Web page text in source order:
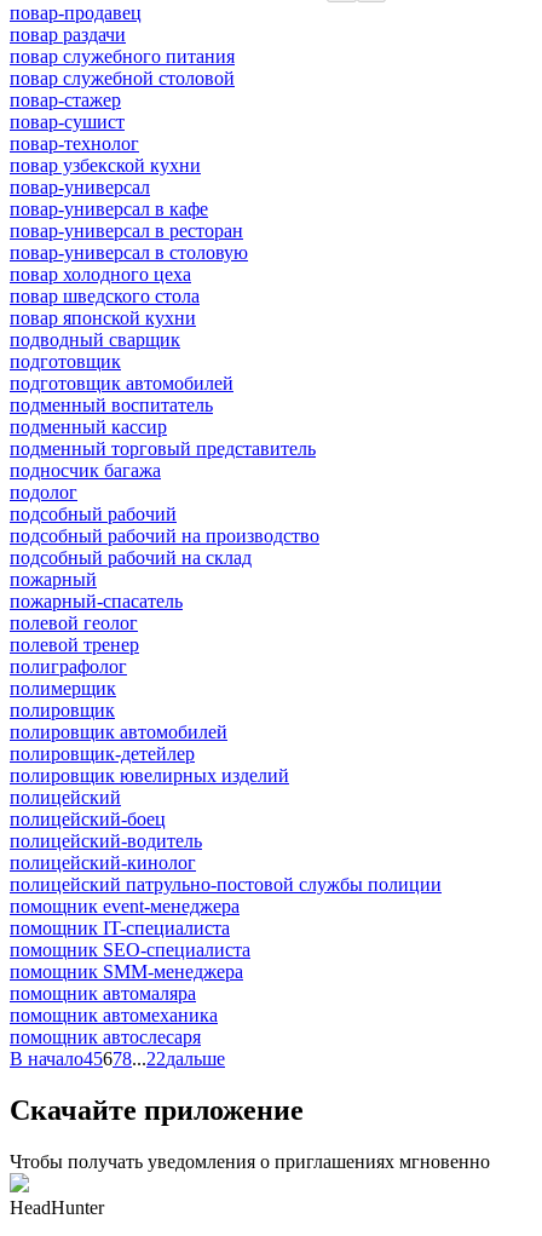
повар-продавец
повар раздачи
повар служебного питания
повар служебной столовой
повар-стажер
повар-сушист
повар-технолог
повар узбекской кухни
повар-универсал
повар-универсал в кафе
повар-универсал в ресторан
повар-универсал в столовую
повар холодного цеха
повар шведского стола
повар японской кухни
подводный сварщик
подготовщик
подготовщик автомобилей
подменный воспитатель
подменный кассир
подменный торговый представитель
подносчик багажа
подолог
подсобный рабочий
подсобный рабочий на производство
подсобный рабочий на склад
пожарный
пожарный-спасатель
полевой геолог
полевой тренер
полиграфолог
полимерщик
полировщик
полировщик автомобилей
полировщик-детейлер
полировщик ювелирных изделий
полицейский
полицейский-боец
полицейский-водитель
полицейский-кинолог
полицейский патрульно-постовой службы полиции
помощник event-менеджера
помощник IT-специалиста
помощник SEO-специалиста
помощник SMM-менеджера
помощник автомаляра
помощник автомеханика
помощник автослесаря
В начало45678...22дальше
Скачайте приложение
Чтобы получать уведомления о приглашениях мгновенно
HeadHunter